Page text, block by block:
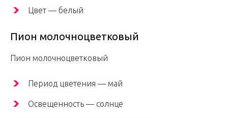
Цвет — белый
Пион молочноцветковый
Пион молочноцветковый
Период цветения — май
Освещенность — солнце